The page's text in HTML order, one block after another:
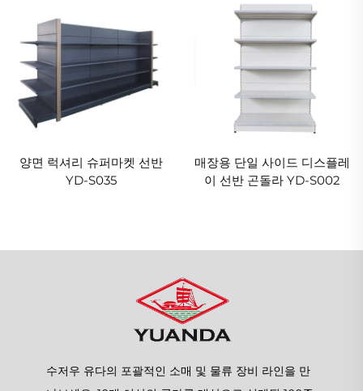
양면 럭셔리 슈퍼마켓 선반
YD-S035
매장용 단일 사이드 디스플레
이 선반 곤돌라 YD-S002
수저우 유다의 포괄적인 소매 및 물류 장비 라인을 만